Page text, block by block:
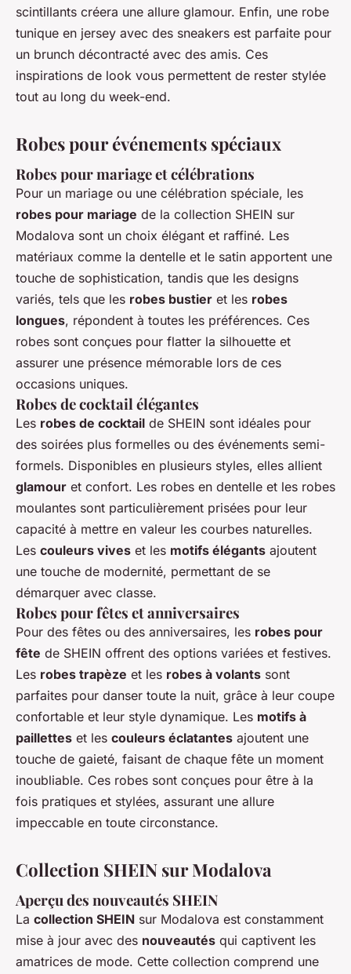
scintillants créera une allure glamour. Enfin, une robe
tunique en jersey avec des sneakers est parfaite pour
un brunch décontracté avec des amis. Ces
inspirations de look vous permettent de rester stylée
tout au long du week-end.
Robes pour événements spéciaux
Robes pour mariage et célébrations
Pour un mariage ou une célébration spéciale, les
robes pour mariage de la collection SHEIN sur
Modalova sont un choix élégant et raffiné. Les
matériaux comme la dentelle et le satin apportent une
touche de sophistication, tandis que les designs
variés, tels que les robes bustier et les robes
longues, répondent à toutes les préférences. Ces
robes sont conçues pour flatter la silhouette et
assurer une présence mémorable lors de ces
occasions uniques.
Robes de cocktail élégantes
Les robes de cocktail de SHEIN sont idéales pour
des soirées plus formelles ou des événements semi-
formels. Disponibles en plusieurs styles, elles allient
glamour et confort. Les robes en dentelle et les robes
moulantes sont particulièrement prisées pour leur
capacité à mettre en valeur les courbes naturelles.
Les couleurs vives et les motifs élégants ajoutent
une touche de modernité, permettant de se
démarquer avec classe.
Robes pour fêtes et anniversaires
Pour des fêtes ou des anniversaires, les robes pour
fête de SHEIN offrent des options variées et festives.
Les robes trapèze et les robes à volants sont
parfaites pour danser toute la nuit, grâce à leur coupe
confortable et leur style dynamique. Les motifs à
paillettes et les couleurs éclatantes ajoutent une
touche de gaieté, faisant de chaque fête un moment
inoubliable. Ces robes sont conçues pour être à la
fois pratiques et stylées, assurant une allure
impeccable en toute circonstance.
Collection SHEIN sur Modalova
Aperçu des nouveautés SHEIN
La collection SHEIN sur Modalova est constamment
mise à jour avec des nouveautés qui captivent les
amatrices de mode. Cette collection comprend une